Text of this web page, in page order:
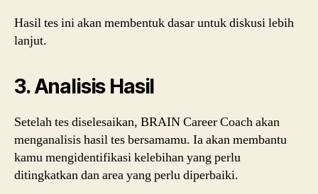
Hasil tes ini akan membentuk dasar untuk diskusi lebih
lanjut.
3. Analisis Hasil
Setelah tes diselesaikan, BRAIN Career Coach akan
menganalisis hasil tes bersamamu. Ia akan membantu
kamu mengidentifikasi kelebihan yang perlu
ditingkatkan dan area yang perlu diperbaiki.